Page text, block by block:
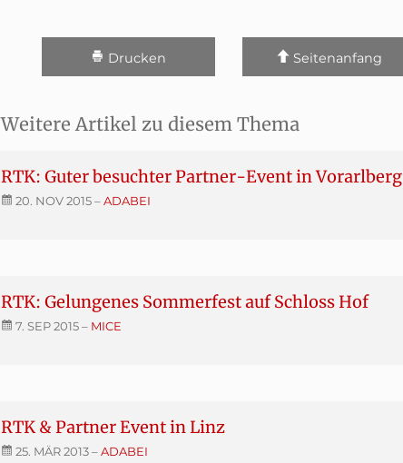
Drucken Seitenanfang
Weitere Artikel zu diesem Thema
RTK: Guter besuchter Partner-Event in Vorarlberg
20. NOV 2015–ADABEI
RTK: Gelungenes Sommerfest auf Schloss Hof
7. SEP 2015– MICE
RTK & Partner Event in Linz
25. MÄR 2013–ADABEI